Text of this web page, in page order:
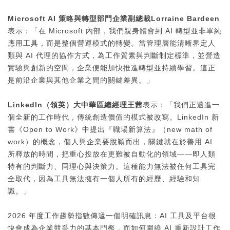
Microsoft AI 策略與轉型部門企業副總裁Lorraine Bardeen
表示：「在 Microsoft 內部，我們親身體會到 AI 轉型並非單純
應用工具，而是整個營運模式的轉變。當管理層能清晰界定人
類與 AI 代理的協作方式，為工作質素與判斷制定標準，並營造
實驗與創新的空間，企業便能加快推進轉型並持續學習。這正
是前沿企業與其他企業之間的關鍵差異。」
LinkedIn （領英）大中華區總經理王茜表示：「我們正邁進一
個全新的工作時代，傳統創造價值的模式被改寫。LinkedIn 新
書《Open to Work》中提出『職場新算法』（new math of
work）的概念，個人與企業要脫穎而出，關鍵就在於善用 AI
所釋放的時間，把重心投放在更難被自動化的領域——即人類
特有的判斷力、同理心與決策力。這種能力無法被任何工具完
全取代，因為工具無法擁有一個人所有的經歷、經驗和知
識。」
2026 年度工作趨勢指數傳遞一個明確訊息：AI 工具及平台很
快會成為企業競爭力的基本門檻，而如何圍繞 AI 重新設計工作